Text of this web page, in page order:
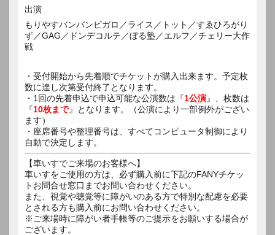
出演
もりやすバンバンビガロ／ライス／トット／すゑひろがり
ず／GAG／ドンデコルテ／ぼる塾／エルフ／チェリー大作
戦
・受付開始から先着順でチケットが購入出来ます。予定枚
数に達し次第受付終了となります。
・1回の先着申込で申込可能な公演数は『1公演』、枚数は
『10枚まで』となります。（公演により一部例外がござい
ます）
・座席番号や整理番号は、すべてコンピュータ制御により
自動で決定します。
【車いすでご来場のお客様へ】
車いすをご使用の方は、必ず購入前に下記のFANYチケッ
トお問合せ窓口までお問い合わせください。
また、視覚や聴覚等に障がいのある方で特別な配慮を必要
とされる方も購入前にお問い合わせください。
※ご来場時に障がい者手帳等のご提示をお願いする場合が
ございます。